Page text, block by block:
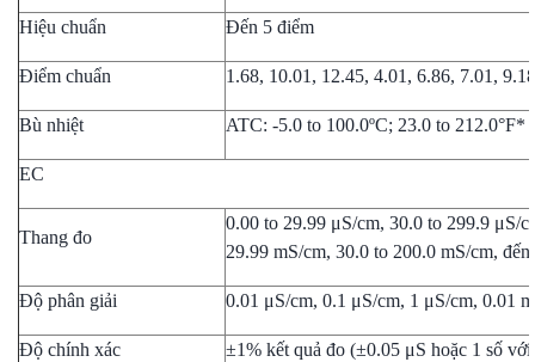
Hiệu chuẩn Đến 5 điểm
Điểm chuẩn 1.68, 10.01, 12.45, 4.01, 6.86, 7.01,
Bù nhiệt ATC: -5.0 to 100.0ºC; 23.0 to 212.0°F*
EC
Thang đo
0.00 to 29.99 μS/cm, 30.0 to 299.9 μS/
29.99 mS/cm, 30.0 to 200.0 mS/cm,
Độ phân giải 0.01 μS/cm, 0.1 μS/cm, 1 μS/cm, 0.01
Độ chính xác ±1% kết quả đo (±0.05 μS hoặc 1 số